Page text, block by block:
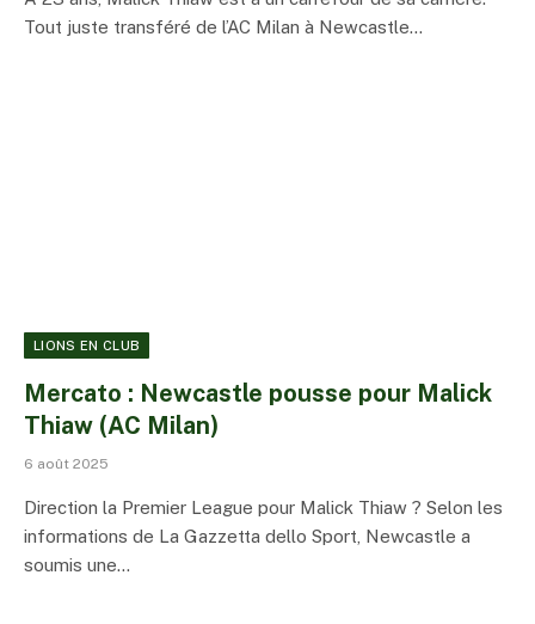
Tout juste transféré de l’AC Milan à Newcastle…
LIONS EN CLUB
Mercato : Newcastle pousse pour Malick
Thiaw (AC Milan)
6 août 2025
Direction la Premier League pour Malick Thiaw ? Selon les
informations de La Gazzetta dello Sport, Newcastle a
soumis une…